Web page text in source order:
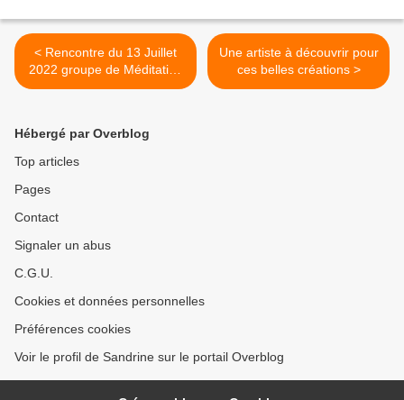
< Rencontre du 13 Juillet
2022 groupe de Méditation
Lac Saint Egrève
Une artiste à découvrir pour
ces belles créations >
Hébergé par Overblog
Top articles
Pages
Contact
Signaler un abus
C.G.U.
Cookies et données personnelles
Préférences cookies
Voir le profil de Sandrine sur le portail Overblog